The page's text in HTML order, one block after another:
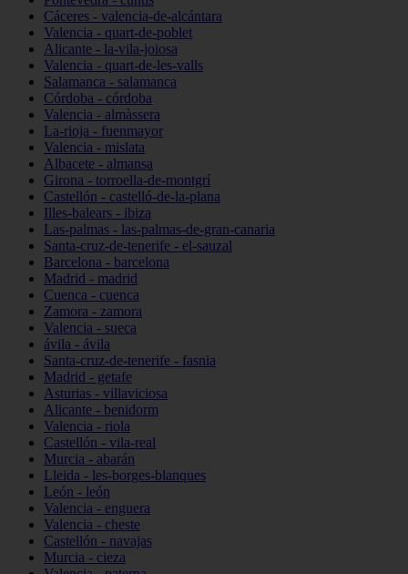
Cáceres - valencia-de-alcántara
Valencia - quart-de-poblet
Alicante - la-vila-joiosa
Valencia - quart-de-les-valls
Salamanca - salamanca
Córdoba - córdoba
Valencia - almàssera
La-rioja - fuenmayor
Valencia - mislata
Albacete - almansa
Girona - torroella-de-montgrí
Castellón - castelló-de-la-plana
Illes-balears - ibiza
Las-palmas - las-palmas-de-gran-canaria
Santa-cruz-de-tenerife - el-sauzal
Barcelona - barcelona
Madrid - madrid
Cuenca - cuenca
Zamora - zamora
Valencia - sueca
ávila - ávila
Santa-cruz-de-tenerife - fasnia
Madrid - getafe
Asturias - villaviciosa
Alicante - benidorm
Valencia - riola
Castellón - vila-real
Murcia - abarán
Lleida - les-borges-blanques
León - león
Valencia - enguera
Valencia - cheste
Castellón - navajas
Murcia - cieza